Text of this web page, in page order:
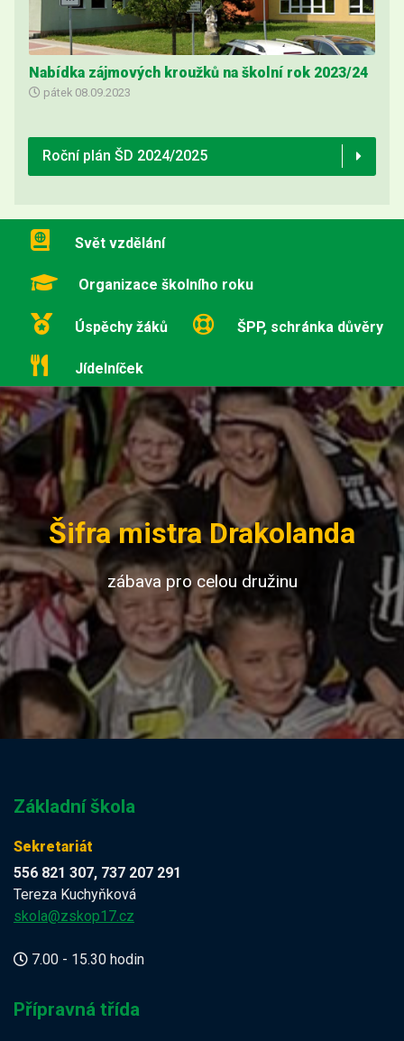
Nabídka zájmových kroužků na školní rok 2023/24
pátek 08.09.2023
Roční plán ŠD 2024/2025
Svět vzdělání
Organizace školního roku
Úspěchy žáků ŠPP, schránka důvěry
Jídelníček
Šifra mistra Drakolanda
zábava pro celou družinu
Základní škola
Sekretariát
556 821 307, 737 207 291
Tereza Kuchyňková
skola@zskop17.cz
7.00 - 15.30 hodin
Přípravná třída